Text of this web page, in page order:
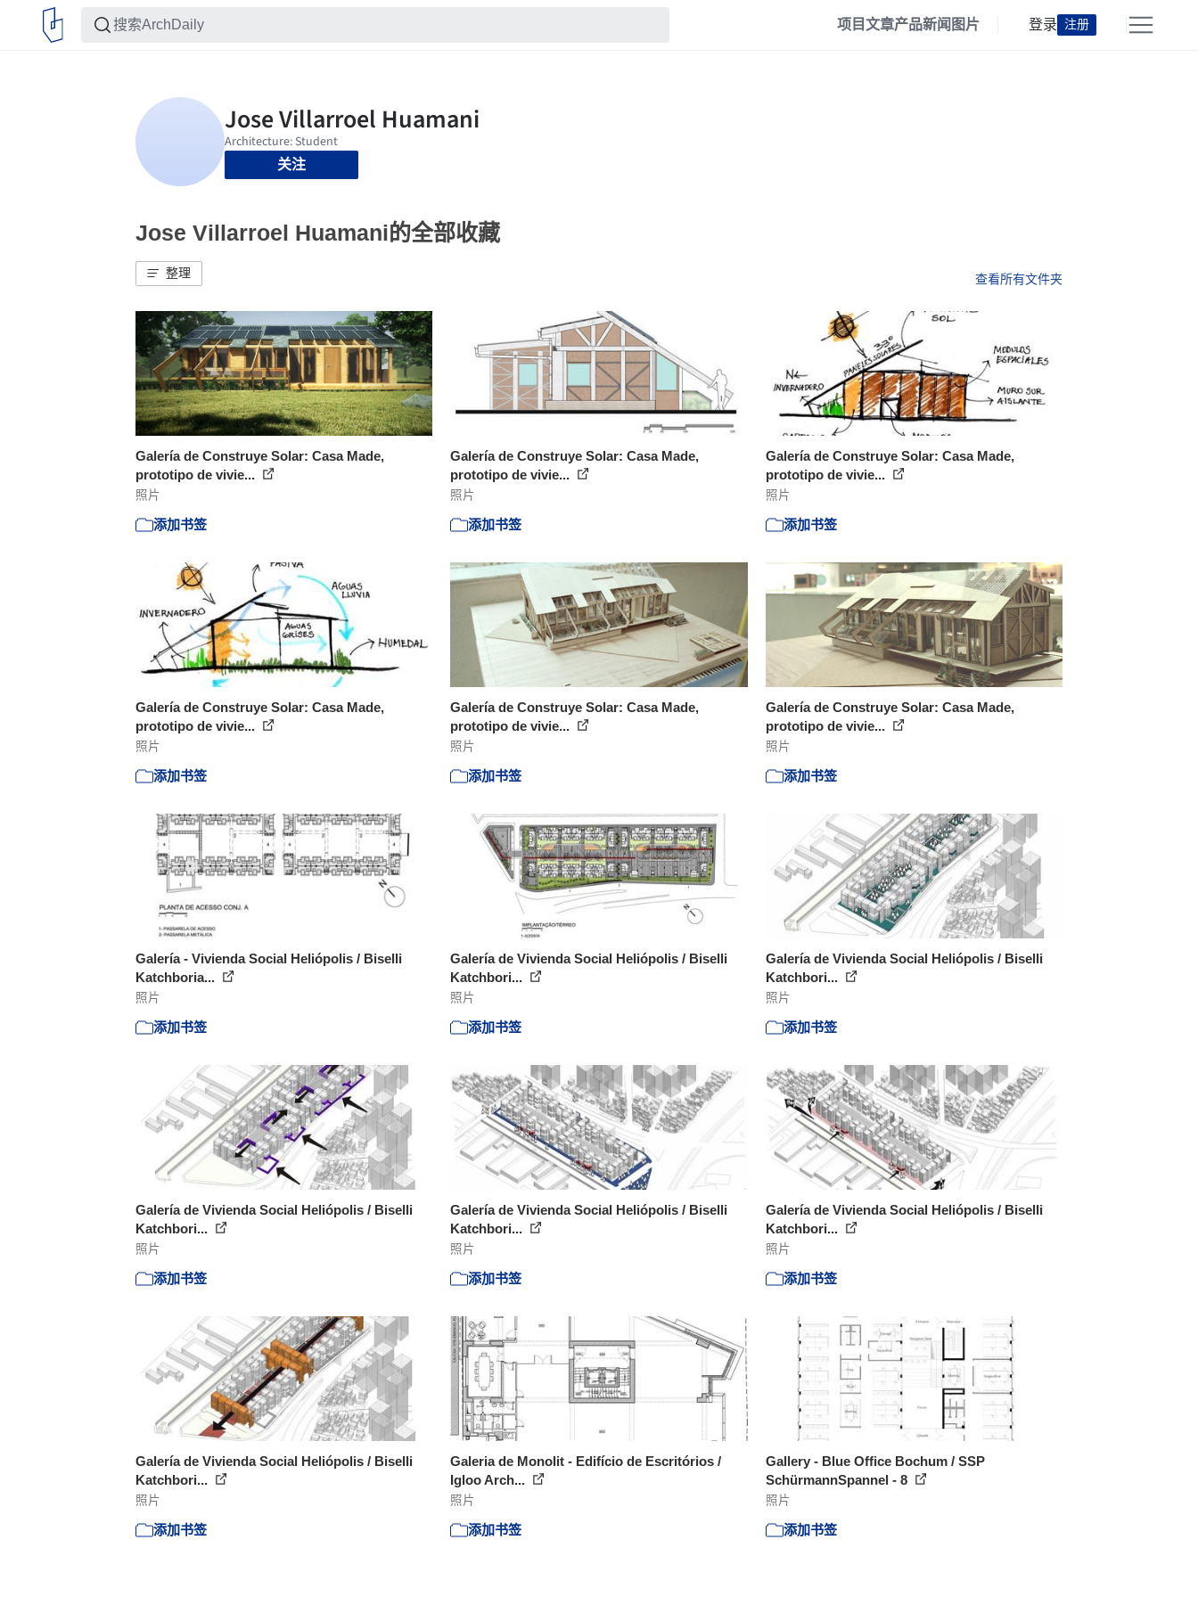
项目文章产品新闻 图片 登录 注册
关注
Jose Villarroel Huamani的全部收藏
整理 查看所有文件夹
Galería de Construye Solar: Casa Made,
prototipo de vivie...
照片
添加书签
Galería de Construye Solar: Casa Made,
prototipo de vivie...
照片
添加书签
Galería de Construye Solar: Casa Made,
prototipo de vivie...
照片
添加书签
Galería de Construye Solar: Casa Made,
prototipo de vivie...
照片
添加书签
Galería de Construye Solar: Casa Made,
prototipo de vivie...
照片
添加书签
Galería de Construye Solar: Casa Made,
prototipo de vivie...
照片
添加书签
Galería - Vivienda Social Heliópolis / Biselli
Katchboria...
照片
添加书签
Galería de Vivienda Social Heliópolis / Biselli
Katchbori...
照片
添加书签
Galería de Vivienda Social Heliópolis / Biselli
Katchbori...
照片
添加书签
Galería de Vivienda Social Heliópolis / Biselli
Katchbori...
照片
添加书签
Galería de Vivienda Social Heliópolis / Biselli
Katchbori...
照片
添加书签
Galería de Vivienda Social Heliópolis / Biselli
Katchbori...
照片
添加书签
Galería de Vivienda Social Heliópolis / Biselli
Katchbori...
照片
添加书签
Galeria de Monolit - Edifício de Escritórios /
Igloo Arch...
照片
添加书签
Gallery - Blue Office Bochum / SSP
SchürmannSpannel - 8
照片
添加书签